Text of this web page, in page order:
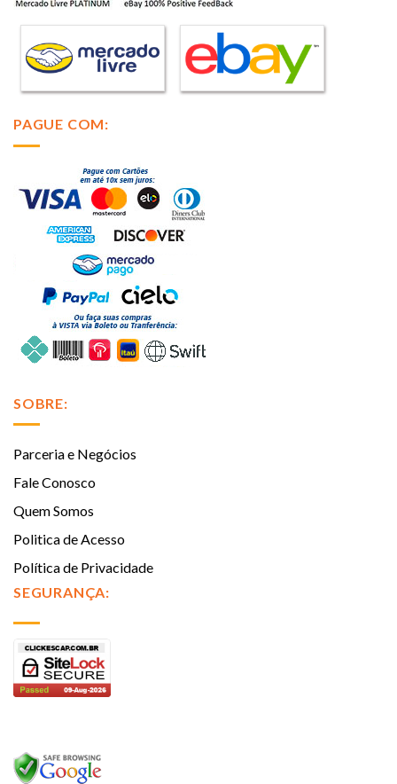
PAGUE COM:
SOBRE:
Parceria e Negócios
Fale Conosco
Quem Somos
Politica de Acesso
Política de Privacidade
SEGURANÇA: